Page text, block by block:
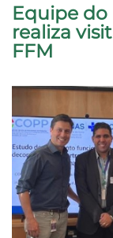
Equipe do
realiza
FFM